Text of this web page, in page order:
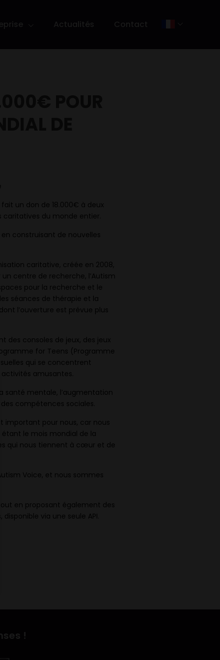
un don de 18.000€ à deux
du monde entier.
construisant de nouvelles
caritative, créée en 2008,
centre de recherche, l’Autism
pour la recherche et le
séances de thérapie et la
l’ouverture est prévue plus
des consoles de jeux, des jeux
for Teens (Programme
qui se concentrent
amusantes.
santé mentale, l’augmentation
compétences sociales.
important pour nous, car nous
le mois mondial de la
qui nous tiennent à cœur et de
Voice, et nous sommes
en proposant également des
via une seule API.
!